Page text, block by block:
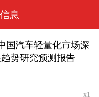
息
国汽车轻量化市场深
势研究预测报告
x1